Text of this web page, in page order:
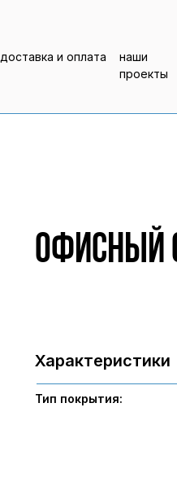
наши
проекты
доставка и оплата
Офисный
Характеристики
Тип покрытия: